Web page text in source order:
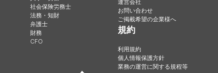
社会保険労務士
法務・知財
弁護士
財務
CFO
運営会社
お問い合わせ
ご掲載希望の企業様へ
規約
利用規約
個人情報保護方針
業務の運営に関する規程等